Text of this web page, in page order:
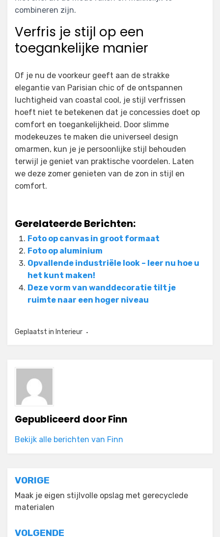
combineren zijn.
Verfris je stijl op een
toegankelijke manier
Of je nu de voorkeur geeft aan de strakke
elegantie van Parisian chic of de ontspannen
luchtigheid van coastal cool, je stijl verfrissen
hoeft niet te betekenen dat je concessies doet op
comfort en toegankelijkheid. Door slimme
modekeuzes te maken die universeel design
omarmen, kun je je persoonlijke stijl behouden
terwijl je geniet van praktische voordelen. Laten
we deze zomer genieten van de zon in stijl en
comfort.
Gerelateerde Berichten:
Foto op canvas in groot formaat
Foto op aluminium
Opvallende industriële look – leer nu hoe u
het kunt maken!
Deze vorm van wanddecoratie tilt je
ruimte naar een hoger niveau
Geplaatst in Interieur
Gepubliceerd doorFinn
Bekijk alle berichten van Finn
Bericht
navigatie
VORIGE
Maak je eigen stijlvolle opslag met gerecyclede
materialen
VOLGENDE